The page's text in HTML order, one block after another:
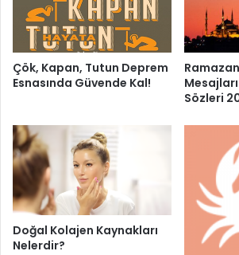
Çök, Kapan, Tutun Deprem
Esnasında Güvende Kal!
Sözleri
Doğal Kolajen Kaynakları
Nelerdir?